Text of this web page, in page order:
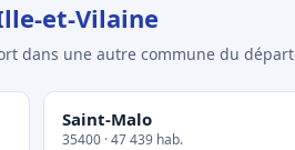
et-Vilaine
dans une autre commune du
Saint-Malo
35400 · 47 439 hab.